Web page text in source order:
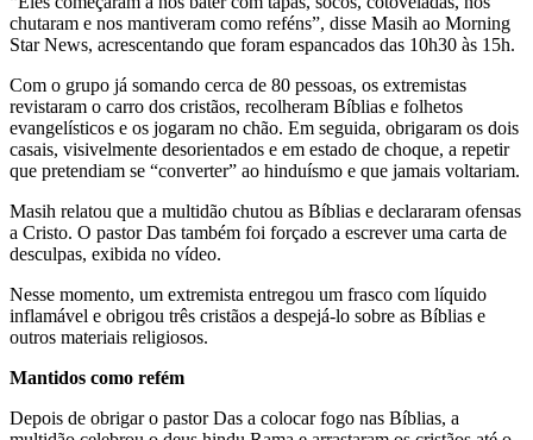
chutaram e nos mantiveram como reféns”, disse Masih ao Morning
Star News, acrescentando que foram espancados das 10h30 às 15h.
Com o grupo já somando cerca de 80 pessoas, os extremistas
revistaram o carro dos cristãos, recolheram Bíblias e folhetos
evangelísticos e os jogaram no chão. Em seguida, obrigaram os dois
casais, visivelmente desorientados e em estado de choque, a repetir
que pretendiam se “converter” ao hinduísmo e que jamais voltariam.
Masih relatou que a multidão chutou as Bíblias e declararam ofensas
a Cristo. O pastor Das também foi forçado a escrever uma carta de
desculpas, exibida no vídeo.
Nesse momento, um extremista entregou um frasco com líquido
inflamável e obrigou três cristãos a despejá-lo sobre as Bíblias e
outros materiais religiosos.
Mantidos como refém
Depois de obrigar o pastor Das a colocar fogo nas Bíblias, a